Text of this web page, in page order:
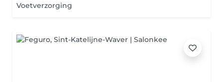
Voetverzorging